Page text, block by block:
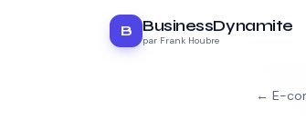
B BusinessDynamite
par Frank Houbre
← E-